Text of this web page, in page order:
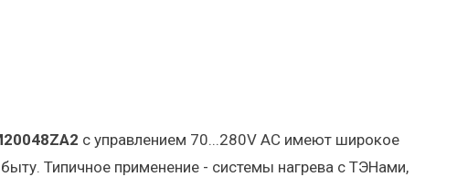
с управлением 70...280V AC имеют широкое
Типичное применение - системы нагрева с ТЭНами,